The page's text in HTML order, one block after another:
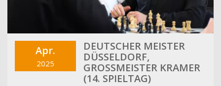
Apr.
2025
DEUTSCHER MEISTER
DÜSSELDORF,
GROSSMEISTER KRAMER (
14. SPIELTAG)